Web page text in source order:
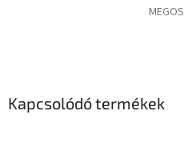
Kapcsolódó termékek